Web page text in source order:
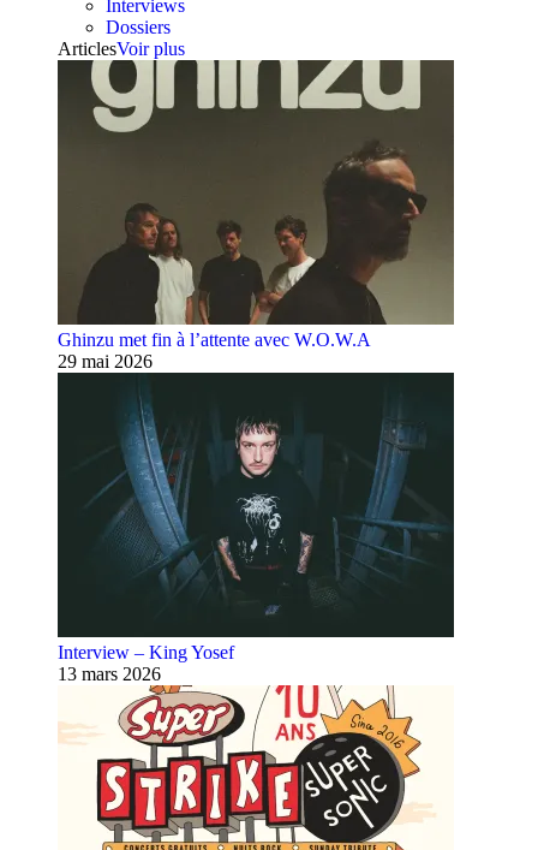
Interviews
Dossiers
ArticlesVoir plus
Ghinzu met fin à l’attente avec W.O.W.A
29 mai 2026
Interview – King Yosef
13 mars 2026